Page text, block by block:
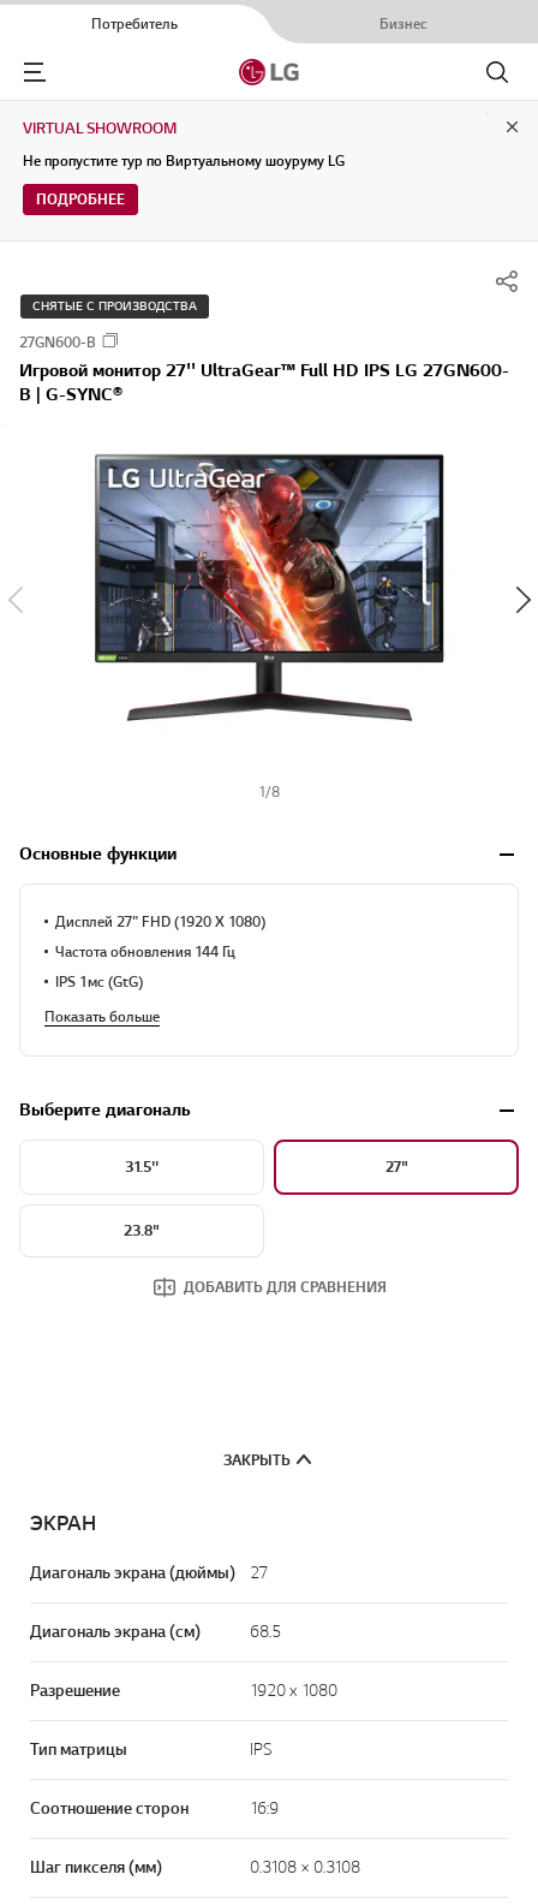
Потребитель Бизнес
Menu
Поиск
VIRTUAL SHOWROOM
Не пропустите тур по Виртуальному шоуруму LG
ПОДРОБНЕЕ
СНЯТЫЕ С ПРОИЗВОДСТВА
27GN600-B
Игровой монитор 27'' UltraGear™ Full HD IPS LG 27GN600-
B | G-SYNC®
1/8
Основные функции
Дисплей 27" FHD (1920 X 1080)
Частота обновления 144 Гц
IPS 1мс (GtG)
Показать больше
Выберите диагональ
31.5'' 27"
23.8"
ДОБАВИТЬ ДЛЯ СРАВНЕНИЯ
ЗАКРЫТЬ
ЭКРАН
Диагональ экрана (дюймы) 27
Диагональ экрана (см) 68.5
Разрешение 1920 x 1080
Тип матрицы IPS
Соотношение сторон 16:9
Шаг пикселя (мм) 0.3108 × 0.3108